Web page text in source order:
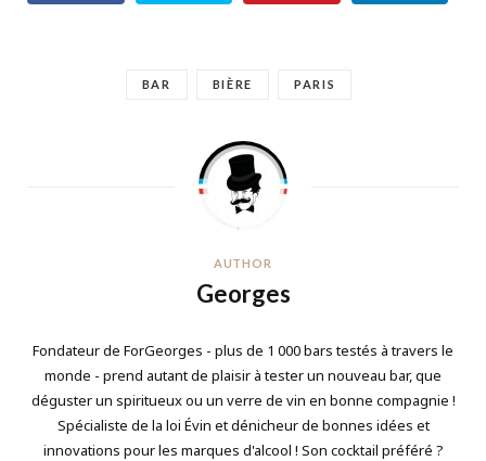
BAR BIÈRE PARIS
AUTHOR
Georges
Fondateur de ForGeorges - plus de 1 000 bars testés à travers le
monde - prend autant de plaisir à tester un nouveau bar, que
déguster un spiritueux ou un verre de vin en bonne compagnie !
Spécialiste de la loi Évin et dénicheur de bonnes idées et
innovations pour les marques d'alcool ! Son cocktail préféré ?